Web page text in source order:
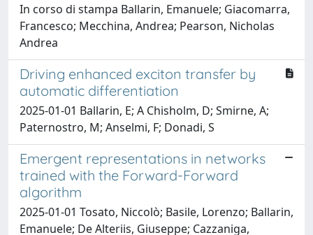
In corso di stampa Ballarin, Emanuele; Giacomarra,
Francesco; Mecchina, Andrea; Pearson, Nicholas
Andrea
Driving enhanced exciton transfer by
automatic differentiation
2025-01-01 Ballarin, E; A Chisholm, D; Smirne, A;
Paternostro, M; Anselmi, F; Donadi, S
Emergent representations in networks
trained with the Forward-Forward
algorithm
2025-01-01 Tosato, Niccolò; Basile, Lorenzo; Ballarin,
Emanuele; De Alteriis, Giuseppe; Cazzaniga,